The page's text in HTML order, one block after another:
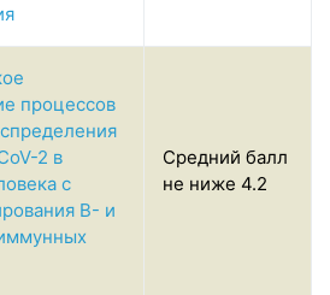
процессов
2 в
с
B- и
Средний балл
не ниже 4.2